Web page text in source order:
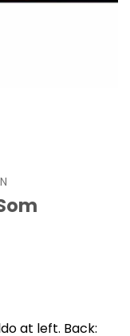
at left. Back: